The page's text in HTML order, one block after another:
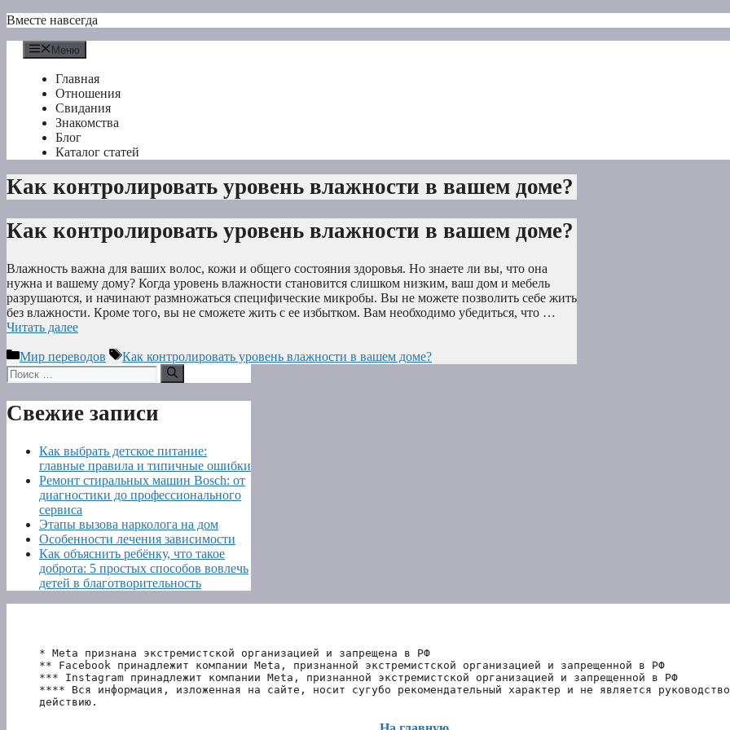
Перейти
содержимому
Вместе навсегда
Меню
Главная
Отношения
Свидания
Знакомства
Блог
Каталог статей
Как контролировать уровень влажности в вашем доме?
Как контролировать уровень влажности в вашем доме?
Влажность важна для ваших волос, кожи и общего состояния здоровья. Но знаете ли вы, что она
нужна и вашему дому? Когда уровень влажности становится слишком низким, ваш дом и мебель
разрушаются, и начинают размножаться специфические микробы. Вы не можете позволить себе жить
без влажности. Кроме того, вы не сможете жить с ее избытком. Вам необходимо убедиться, что …
Читать далее
Рубрики
Мир переводов Метки
Как контролировать уровень влажности в вашем доме?
Поиск:
Свежие записи
Как выбрать детское питание:
главные правила и типичные ошибки
Ремонт стиральных машин Bosch: от
диагностики до профессионального
сервиса
Этапы вызова нарколога на дом
Особенности лечения зависимости
Как объяснить ребёнку, что такое
доброта: 5 простых способов вовлечь
детей в благотворительность
* Meta признана экстремистской организацией и запрещена в РФ
** Facebook принадлежит компании Meta, признанной экстремистской организацией и запрещенной в РФ
*** Instagram принадлежит компании Meta, признанной экстремистской организацией и запрещенной в РФ
**** Вся информация, изложенная на сайте, носит сугубо рекомендательный характер и не является
действию.